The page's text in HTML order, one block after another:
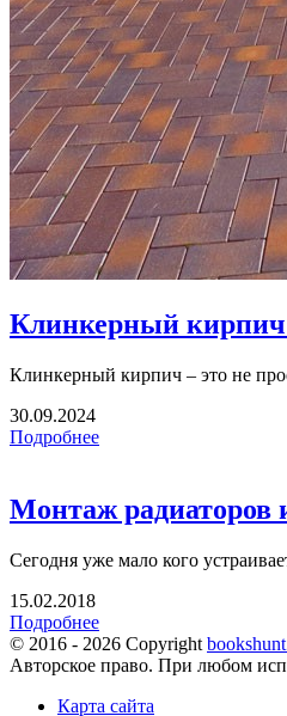
Клинкерный
Клинкерный кирпич – это не
30.09.2024
Подробнее
Монтаж радиаторов
Сегодня уже мало кого
15.02.2018
Подробнее
© 2016 - 2026 Copyright
Авторское право. При любом
Карта сайта